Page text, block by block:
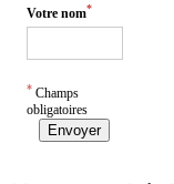
Votre nom*
* Champs
obligatoires
Envoyer